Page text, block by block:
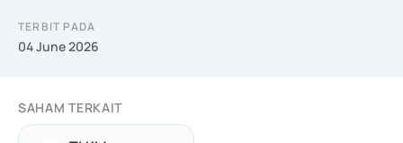
TERBIT PADA
04 June 2026
SAHAM TERKAIT